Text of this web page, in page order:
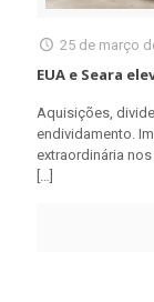
25 de março
EUA e Seara
Aquisições,
endividamento.
extraordinária
[…]